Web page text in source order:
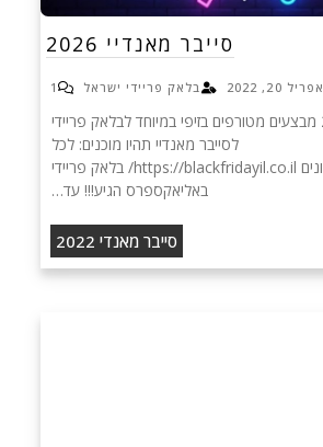
סייבר מאנדיי 2026
אפריל 20, 2022 בלאק פריידי ישראל 1
סייבר מאנדיי 2026 מבצעים מטורפים בזיפי במיוחד לבלאק פריידי
לסייבר מאנדיי תהיו מוכנים: לכל
הקופונים https://blackfridayil.co.il/ בלאק פריידי
באליאקספרס הגיע!!! עד…
סייבר מאנדי 2022